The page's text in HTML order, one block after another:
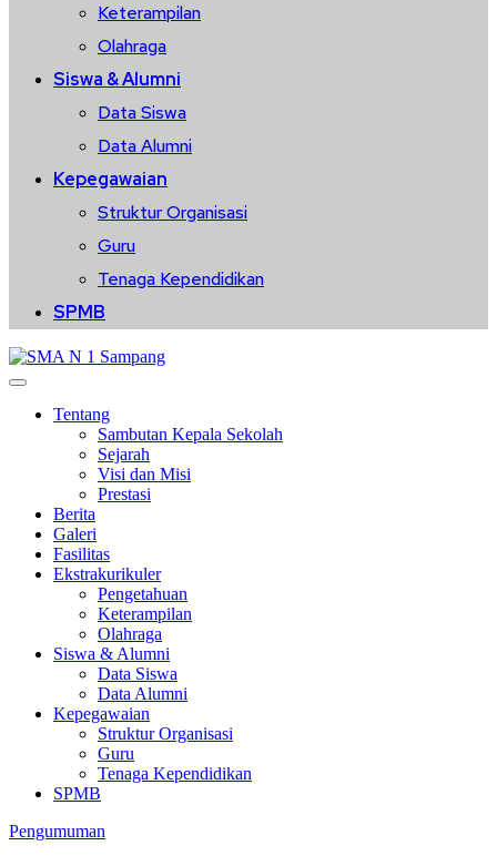
Keterampilan
Olahraga
Siswa & Alumni
Data Siswa
Data Alumni
Kepegawaian
Struktur Organisasi
Guru
Tenaga Kependidikan
SPMB
Tentang
Sambutan Kepala Sekolah
Sejarah
Visi dan Misi
Prestasi
Berita
Galeri
Fasilitas
Ekstrakurikuler
Pengetahuan
Keterampilan
Olahraga
Siswa & Alumni
Data Siswa
Data Alumni
Kepegawaian
Struktur Organisasi
Guru
Tenaga Kependidikan
SPMB
Pengumuman